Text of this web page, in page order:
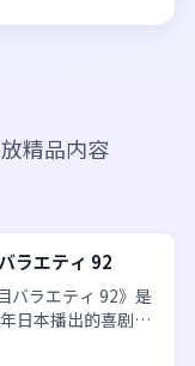
精品内容
ラエティ 92
バラエティ 92》是
日本播出的喜剧题